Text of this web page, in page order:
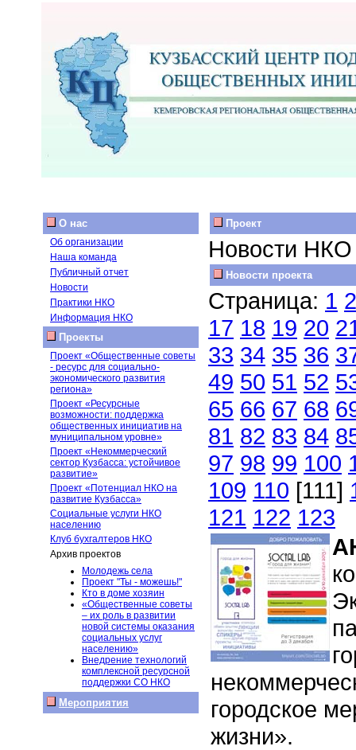
О нас
Об организации
Наша команда
Публичный отчет
Новости
Практики НКО
Информация НКО
Проекты
Проект «Общественные советы
- ресурс для социально-
экономического развития
региона»
Проект «Ресурсные
возможности: поддержка
общественных инициатив на
муниципальном уровне»
Проект «Некоммерческий
сектор Кузбасса: устойчивое
развитие»
Проект «Потенциал НКО на
развитие Кузбасса»
Социальные услуги НКО
населению
Клуб бухгалтеров НКО
Архив проектов
Молодежь села
Проект "Ты - можешь!"
Кто в доме хозяин
«Общественные советы
– их роль в развитии
новой системы оказания
социальных услуг
населению»
Внедрение технологий
комплексной ресурсной
поддержки СО НКО
Мероприятия
Проект
Новости НКО
Новости проекта
Страница: 1 2
17 18 19 20
33 34 35 36
49 50 51 52
65 66 67 68
81 82 83 84
97 98 99 100
109 110 [111]
121 122 123
городское
жизни».